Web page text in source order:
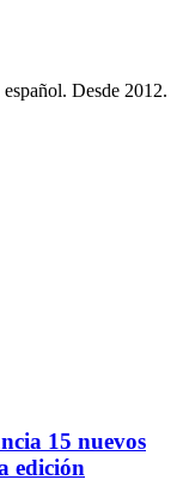
Desde 2012.
15 nuevos
edición